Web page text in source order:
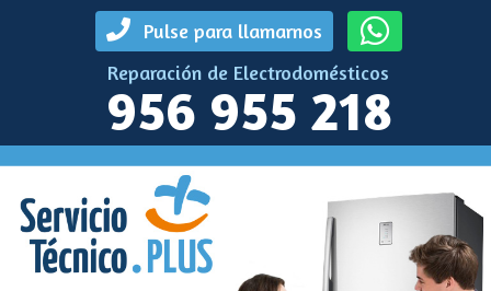
Pulse para llamarnos
Reparación de Electrodomésticos
956 955 218